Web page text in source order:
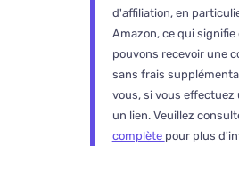
d'affiliation, en
Amazon, ce qui signifie
pouvons recevoir une
sans frais
vous, si vous effectuez
un lien. Veuillez
complète pour plus